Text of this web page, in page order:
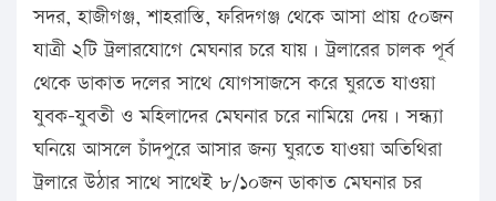
সদর, হাজীগঞ্জ, শাহরাস্তি, ফরিদগঞ্জ থেকে আসা প্রায় ৫০জন
যাত্রী ২টি ট্রলারযোগে মেঘনার চরে যায়। ট্রলারের চালক পূর্ব
থেকে ডাকাত দলের সাথে যোগসাজসে করে ঘুরতে যাওয়া
যুবক-যুবতী ও মহিলাদের মেঘনার চরে নামিয়ে দেয়। সন্ধ্যা
ঘনিয়ে আসলে চাঁদপুরে আসার জন্য ঘুরতে যাওয়া অতিথিরা
ট্রলারে উঠার সাথে সাথেই ৮/১০জন ডাকাত মেঘনার চর